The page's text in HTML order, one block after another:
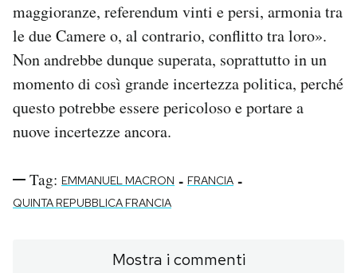
maggioranze, referendum vinti e persi, armonia tra
le due Camere o, al contrario, conflitto tra loro».
Non andrebbe dunque superata, soprattutto in un
momento di così grande incertezza politica, perché
questo potrebbe essere pericoloso e portare a
nuove incertezze ancora.
Tag: EMMANUEL MACRON - FRANCIA -
QUINTA REPUBBLICA FRANCIA
Mostra i commenti